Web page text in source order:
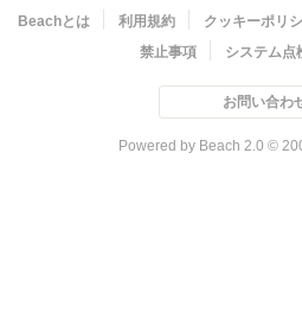
Beachとは 利用規約 クッキーポリ
禁止事項
システム点
お問い合わ
Powered by Beach 2.0 ©